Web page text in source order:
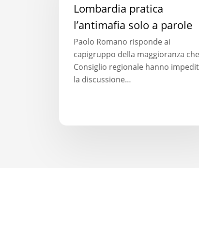
pratica
l’antimafia
parole
Lombardia pratica
l’antimafia solo a parole
Paolo Romano risponde ai
capigruppo della maggioranza
Consiglio regionale hanno
la discussione…